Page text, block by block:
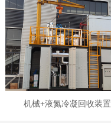
机械+液氮冷凝回收装置